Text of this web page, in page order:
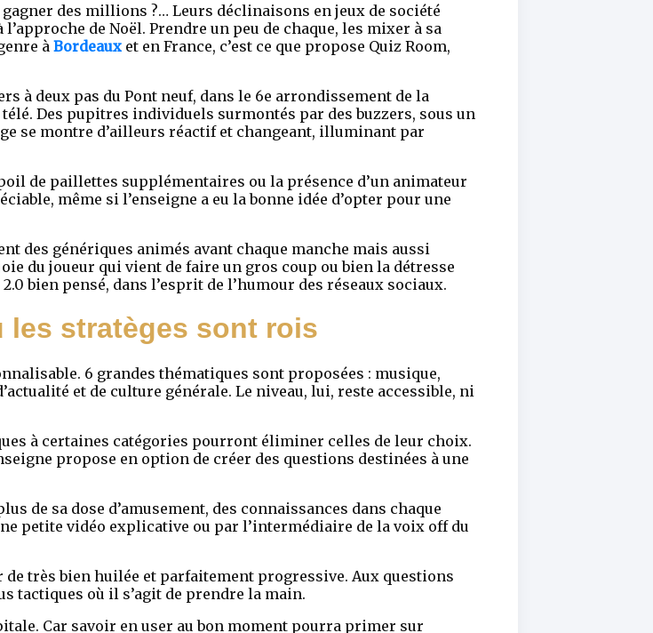
des millions ?… Leurs déclinaisons en jeux de société
de Noël. Prendre un peu de chaque, les mixer à sa
à Bordeaux et en France, c’est ce que propose Quiz Room,
à deux pas du Pont neuf, dans le 6e arrondissement de la
Des pupitres individuels surmontés par des buzzers, sous un
se montre d’ailleurs réactif et changeant, illuminant par
de paillettes supplémentaires ou la présence d’un animateur
même si l’enseigne a eu la bonne idée d’opter pour une
des génériques animés avant chaque manche mais aussi
du joueur qui vient de faire un gros coup ou bien la détresse
bien pensé, dans l’esprit de l’humour des réseaux sociaux.
les stratèges sont rois
6 grandes thématiques sont proposées : musique,
et de culture générale. Le niveau, lui, reste accessible, ni
à certaines catégories pourront éliminer celles de leur choix.
propose en option de créer des questions destinées à une
de sa dose d’amusement, des connaissances dans chaque
petite vidéo explicative ou par l’intermédiaire de la voix off du
très bien huilée et parfaitement progressive. Aux questions
tactiques où il s’agit de prendre la main.
Car savoir en user au bon moment pourra primer sur